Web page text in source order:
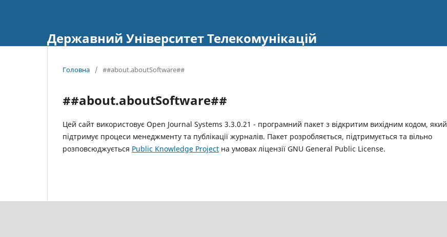
Державний Університет Телекомунікацій
Головна / ##about.aboutSoftware##
##about.aboutSoftware##
Цей сайт використовує Open Journal Systems 3.3.0.21 - програмний пакет з відкритим вихідним кодом, який
підтримує процеси менеджменту та публікації журналів. Пакет розробляється, підтримується та вільно
розповсюджується Public Knowledge Project на умовах ліцензії GNU General Public License.